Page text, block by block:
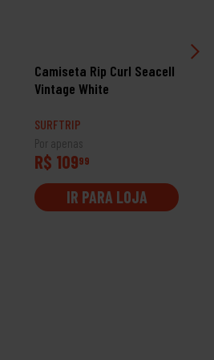
Camiseta Rip Curl Seacell
Vintage White
SURFTRIP
Por apenas
R$ 10999
IR PARA LOJA